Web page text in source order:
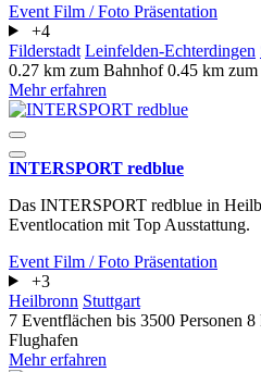
Event Film / Foto Präsentation
+4
Filderstadt Leinfelden-Echterdingen
0.27 km zum Bahnhof0.45 km
Mehr erfahren
INTERSPORT redblue
Das INTERSPORT redblue in
Eventlocation mit Top Ausstattung.
Event Film / Foto Präsentation
+3
Heilbronn Stuttgart
7 Eventflächen bis 3500 Personen 8
Flughafen
Mehr erfahren